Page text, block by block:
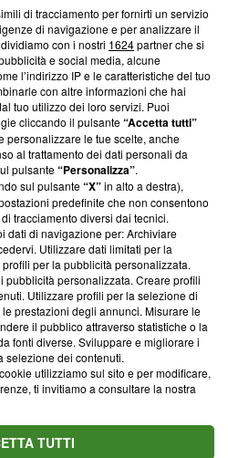
trasparenti su Blasting
e su come ci impegniamo a
afferma la nostra aderenza a
Blasting News non è
ma ha richiesto di farne
effettuato una verifica di
Via Carlo Frasca, 3 - 6900
di tracciamento per fornirti un servizio
di navigazione e per analizzare il
con i nostri 1624partner che si
e social media, alcune
l’indirizzo IP e le caratteristiche del tuo
con altre informazioni che hai
tuo utilizzo dei loro servizi. Puoi
cliccando il pulsante“Accetta tutti”
personalizzare le tue scelte, anche
al trattamento dei dati personali da
pulsante“Personalizza”.
sul pulsante“X”in alto a destra),
predefinite che non consentono
tracciamento diversi dai tecnici.
dati di navigazione per: Archiviare
Utilizzare dati limitati per la
per la pubblicità personalizzata.
pubblicità personalizzata. Creare profili
Utilizzare profili per la selezione di
prestazioni degli annunci. Misurare le
il pubblico attraverso statistiche o la
fonti diverse. Sviluppare e migliorare i
selezione dei contenuti.
utilizziamo sul sito e per modificare,
ti invitiamo a consultare la nostra
TUTTI